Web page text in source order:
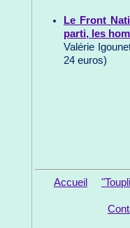
Le Front
parti, les
Valérie
24 euros)
Accueil